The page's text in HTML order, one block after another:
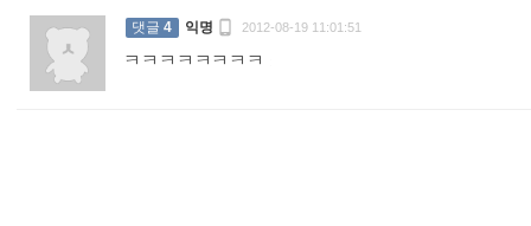
댓글 4 익명  2012-08-19 11:01:51
ㅋㅋㅋㅋㅋㅋㅋㅋ